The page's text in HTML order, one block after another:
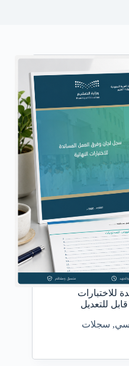
للاختبارات
, سجلات